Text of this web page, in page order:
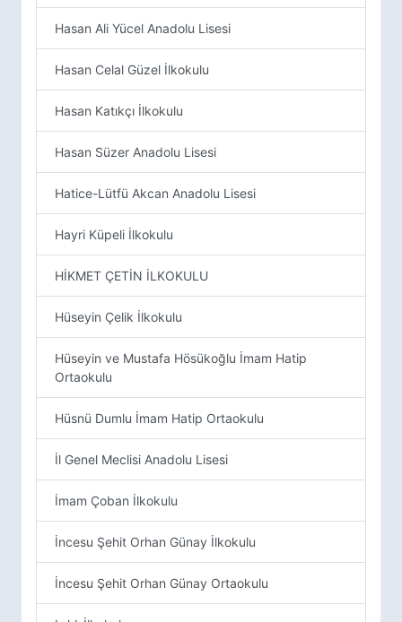
Hasan Ali Yücel Anadolu Lisesi
Hasan Celal Güzel İlkokulu
Hasan Katıkçı İlkokulu
Hasan Süzer Anadolu Lisesi
Hatice-Lütfü Akcan Anadolu Lisesi
Hayri Küpeli İlkokulu
HİKMET ÇETİN İLKOKULU
Hüseyin Çelik İlkokulu
Hüseyin ve Mustafa Hösükoğlu İmam Hatip
Ortaokulu
Hüsnü Dumlu İmam Hatip Ortaokulu
İl Genel Meclisi Anadolu Lisesi
İmam Çoban İlkokulu
İncesu Şehit Orhan Günay İlkokulu
İncesu Şehit Orhan Günay Ortaokulu